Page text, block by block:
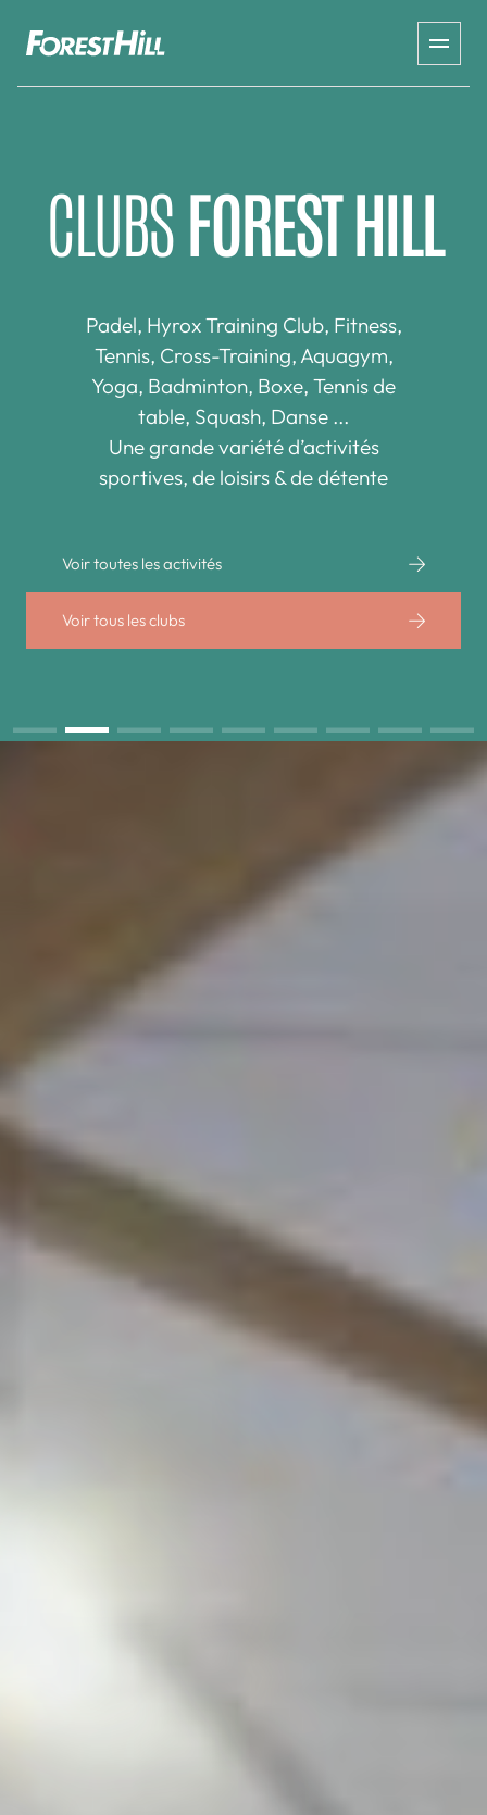
CLUBSFOREST HILL
Padel, Hyrox Training Club, Fitness,
Tennis, Cross-Training, Aquagym,
Yoga, Badminton, Boxe, Tennis de
table, Squash, Danse ...
Une grande variété d’activités
sportives, de loisirs & de détente
Voir toutes les activités
Voir tous les clubs